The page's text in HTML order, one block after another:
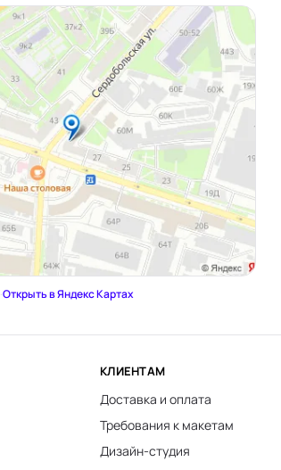
·Открыть в Яндекс Картах
КЛИЕНТАМ
Доставка и оплата
Требования к макетам
Дизайн-студия